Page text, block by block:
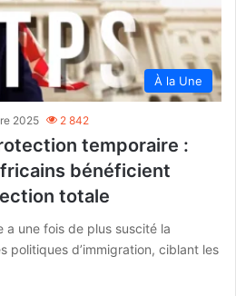
À la Une
2025 2 842
temporaire :
bénéficient
totale
a une fois de plus suscité la
politiques d’immigration, ciblant les